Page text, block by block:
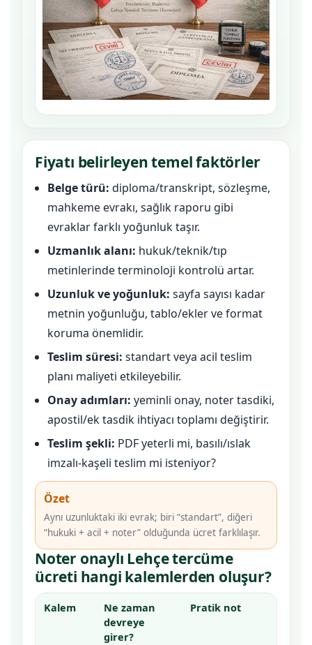
Fiyatı belirleyen temel faktörler
Belge türü: diploma/transkript, sözleşme,
mahkeme evrakı, sağlık raporu gibi
evraklar farklı yoğunluk taşır.
Uzmanlık alanı: hukuk/teknik/tıp
metinlerinde terminoloji kontrolü artar.
Uzunluk ve yoğunluk: sayfa sayısı kadar
metnin yoğunluğu, tablo/ekler ve format
koruma önemlidir.
Teslim süresi: standart veya acil teslim
planı maliyeti etkileyebilir.
Onay adımları: yeminli onay, noter tasdiki,
apostil/ek tasdik ihtiyacı toplamı değiştirir.
Teslim şekli: PDF yeterli mi, basılı/ıslak
imzalı-kaşeli teslim mi isteniyor?
Özet
Aynı uzunluktaki iki evrak; biri “standart”, diğeri
“hukuki + acil + noter” olduğunda ücret farklılaşır.
Noter onaylı Lehçe tercüme
ücreti hangi kalemlerden oluşur?
Kalem
Ne zaman
devreye
girer?
Pratik not